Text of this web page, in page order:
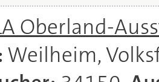
Oberland-
Weilheim,